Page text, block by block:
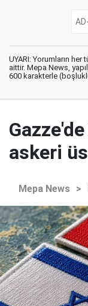
UYARI: Yorumların
aittir. Mepa News,
600 karakterle
askeri
Mepa News >